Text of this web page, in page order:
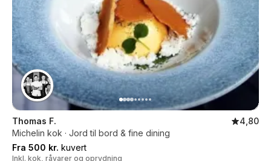
Thomas F.
4,80
Michelin kok · Jord til bord & fine dining
Fra 500 kr. kuvert
Inkl. kok, råvarer og oprydning